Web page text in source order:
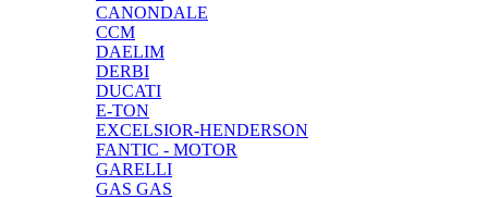
CANONDALE
CCM
DAELIM
DERBI
DUCATI
E-TON
EXCELSIOR-HENDERSON
FANTIC - MOTOR
GARELLI
GAS GAS